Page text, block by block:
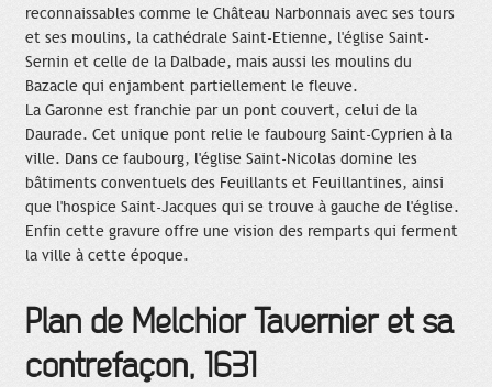
reconnaissables comme le Château Narbonnais avec ses tours
et ses moulins, la cathédrale Saint-Etienne, l'église Saint-
Sernin et celle de la Dalbade, mais aussi les moulins du
Bazacle qui enjambent partiellement le fleuve.
La Garonne est franchie par un pont couvert, celui de la
Daurade. Cet unique pont relie le faubourg Saint-Cyprien à la
ville. Dans ce faubourg, l'église Saint-Nicolas domine les
bâtiments conventuels des Feuillants et Feuillantines, ainsi
que l'hospice Saint-Jacques qui se trouve à gauche de l'église.
Enfin cette gravure offre une vision des remparts qui ferment
la ville à cette époque.
Plan de Melchior Tavernier et sa
contrefaçon, 1631